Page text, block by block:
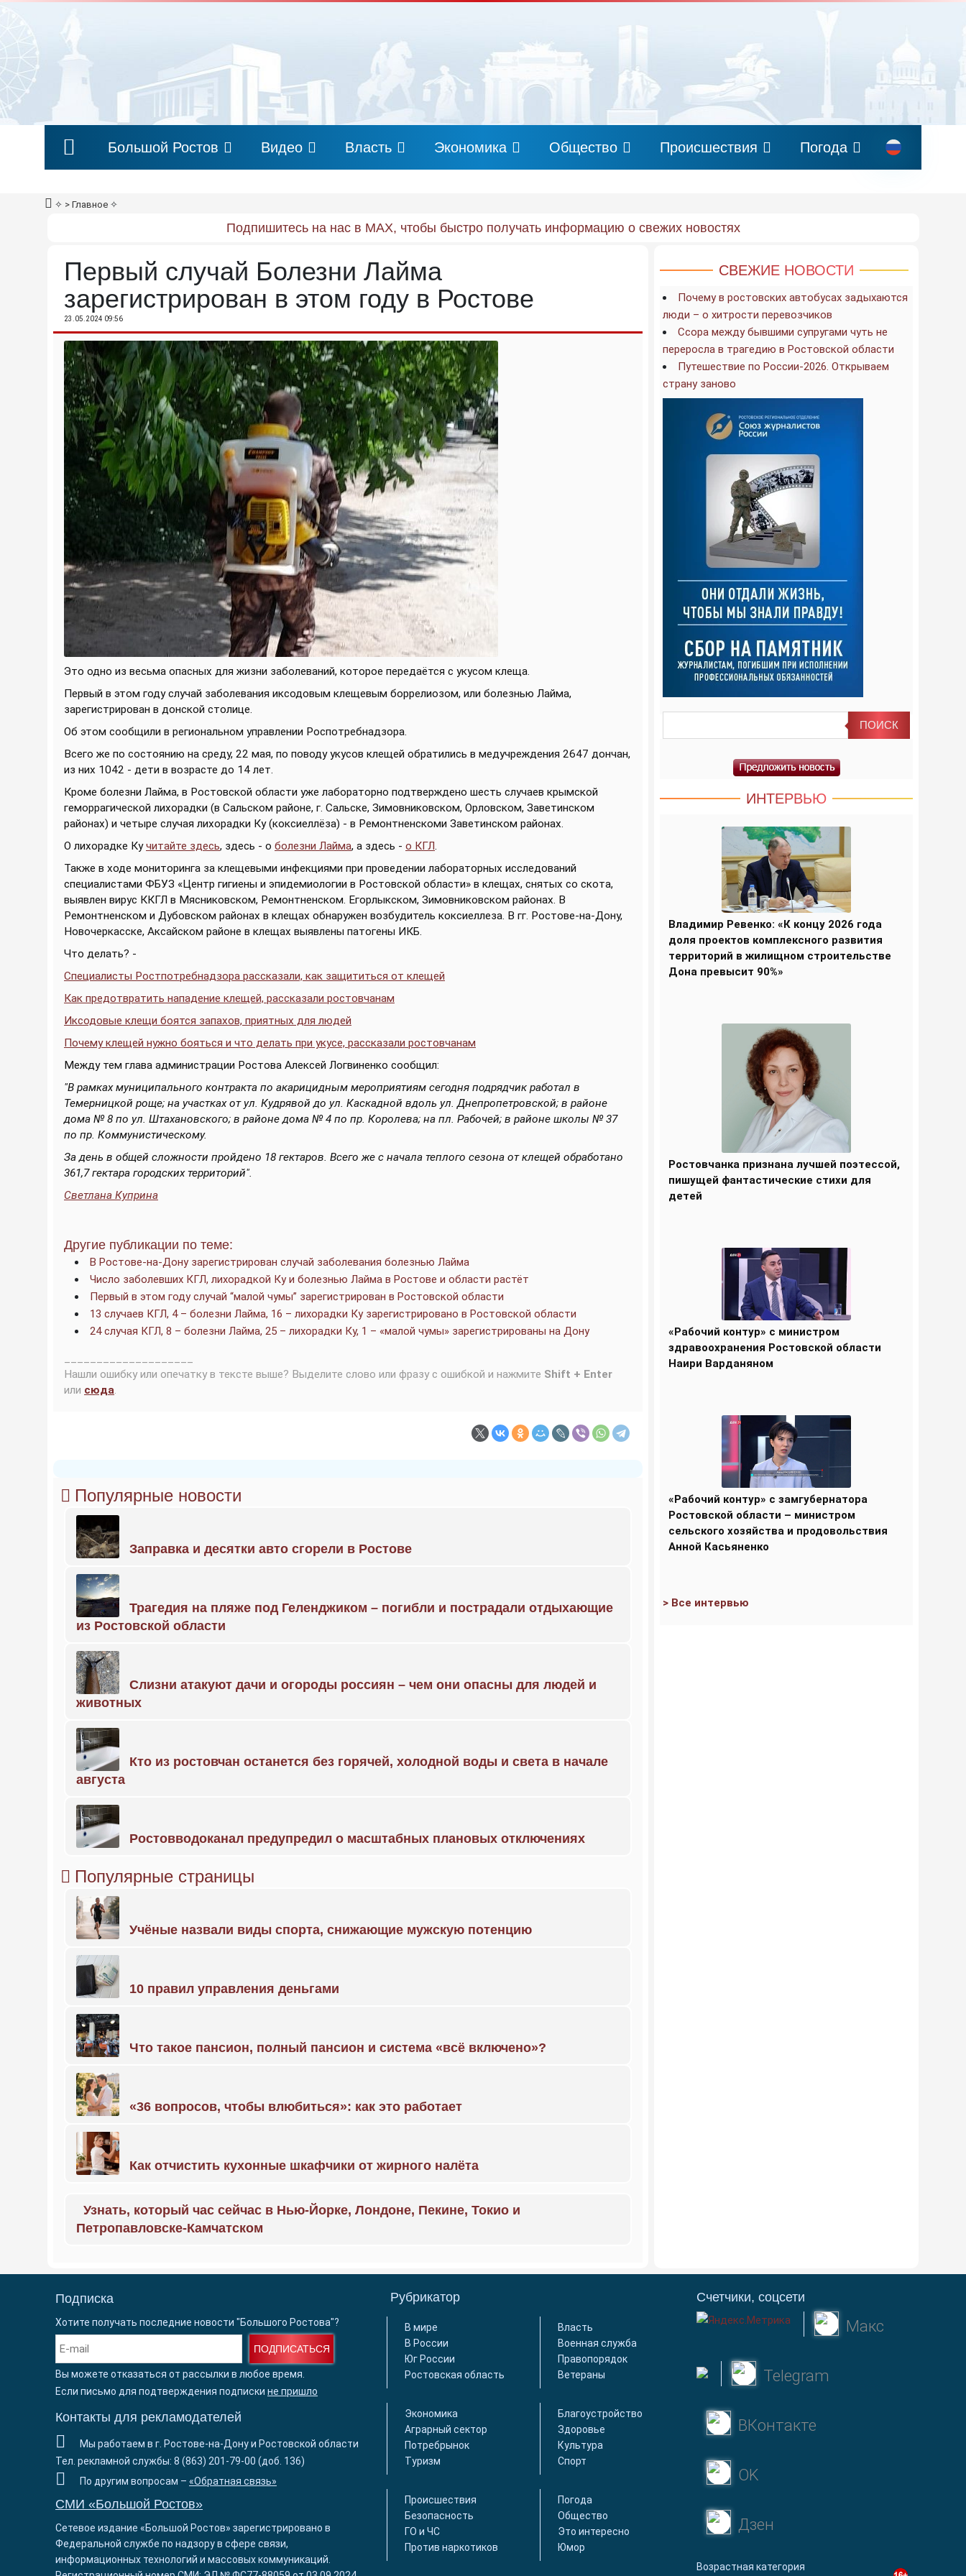
Большой Ростов Видео Власть Экономика Общество Происшествия Погода
✧ > Главное ✧
Подпишитесь на нас в MAX, чтобы быстро получать информацию о свежих новостях
Первый случай Болезни Лайма
зарегистрирован в этом году в Ростове
23.05.2024 09:56
Это одно из весьма опасных для жизни заболеваний, которое передаётся с укусом клеща.
Первый в этом году случай заболевания иксодовым клещевым боррелиозом, или болезнью Лайма,
зарегистрирован в донской столице.
Об этом сообщили в региональном управлении Роспотребнадзора.
Всего же по состоянию на среду, 22 мая, по поводу укусов клещей обратились в медучреждения 2647 дончан,
из них 1042 - дети в возрасте до 14 лет.
Кроме болезни Лайма, в Ростовской области уже лабораторно подтверждено шесть случаев крымской
геморрагической лихорадки (в Сальском районе, г. Сальске, Зимовниковском, Орловском, Заветинском
районах) и четыре случая лихорадки Ку (коксиеллёза) - в Ремонтненскоми Заветинском районах.
О лихорадке Кучитайте здесь, здесь - о болезни Лайма, а здесь - о КГЛ.
Также в ходе мониторинга за клещевыми инфекциями при проведении лабораторных исследований
специалистами ФБУЗ «Центр гигиены и эпидемиологии в Ростовской области» в клещах, снятых со скота,
выявлен вирус ККГЛ в Мясниковском, Ремонтненском. Егорлыкском, Зимовниковском районах. В
Ремонтненском и Дубовском районах в клещах обнаружен возбудитель коксиеллеза. В гг. Ростове-на-Дону,
Новочеркасске, Аксайском районе в клещах выявлены патогены ИКБ.
Что делать? -
Специалисты Ростпотребнадзора рассказали, как защититься от клещей
Как предотвратить нападение клещей, рассказали ростовчанам
Иксодовые клещи боятся запахов, приятных для людей
Почему клещей нужно бояться и что делать при укусе, рассказали ростовчанам
Между тем глава администрации Ростова Алексей Логвиненко сообщил:
"В рамках муниципального контракта по акарицидным мероприятиям сегодня подрядчик работал в
Темерницкой роще; на участках от ул. Кудрявой до ул. Каскадной вдоль ул. Днепропетровской; в районе
дома № 8 по ул. Штахановского; в районе дома № 4 по пр. Королева; на пл. Рабочей; в районе школы № 37
по пр. Коммунистическому.
За день в общей сложности пройдено 18 гектаров. Всего же с начала теплого сезона от клещей обработано
361,7 гектара городских территорий".
Светлана Куприна
Другие публикации по теме:
В Ростове-на-Дону зарегистрирован случай заболевания болезнью Лайма
Число заболевших КГЛ, лихорадкой Ку и болезнью Лайма в Ростове и области растёт
Первый в этом году случай “малой чумы” зарегистрирован в Ростовской области
13 случаев КГЛ, 4 – болезни Лайма, 16 – лихорадки Ку зарегистрировано в Ростовской области
24 случая КГЛ, 8 – болезни Лайма, 25 – лихорадки Ку, 1 – «малой чумы» зарегистрированы на Дону
Нашли ошибку или опечатку в тексте выше? Выделите слово или фразу с ошибкой и нажмите Shift + Enter
или сюда.
Популярные новости
Заправка и десятки авто сгорели в Ростове
Трагедия на пляже под Геленджиком – погибли и пострадали отдыхающие
из Ростовской области
Слизни атакуют дачи и огороды россиян – чем они опасны для людей и
животных
Кто из ростовчан останется без горячей, холодной воды и света в начале
августа
Ростовводоканал предупредил о масштабных плановых отключениях
Популярные страницы
Учёные назвали виды спорта, снижающие мужскую потенцию
10 правил управления деньгами
Что такое пансион, полный пансион и система «всё включено»?
«36 вопросов, чтобы влюбиться»: как это работает
Как отчистить кухонные шкафчики от жирного налёта
Узнать, который час сейчас в Нью-Йорке, Лондоне, Пекине, Токио и
Петропавловске-Камчатском
СВЕЖИЕ НОВОСТИ
Почему в ростовских автобусах задыхаются
люди – о хитрости перевозчиков
Ссора между бывшими супругами чуть не
переросла в трагедию в Ростовской области
Путешествие по России-2026. Открываем
страну заново
ИНТЕРВЬЮ
Владимир Ревенко: «К концу 2026 года
доля проектов комплексного развития
территорий в жилищном строительстве
Дона превысит 90%»
Ростовчанка признана лучшей поэтессой,
пишущей фантастические стихи для
детей
«Рабочий контур» с министром
здравоохранения Ростовской области
Наири Варданяном
«Рабочий контур» с замгубернатора
Ростовской области – министром
сельского хозяйства и продовольствия
Анной Касьяненко
> Все интервью
Подписка
Хотите получать последние новости "Большого Ростова"?
ПОДПИСАТЬСЯ
Вы можете отказаться от рассылки в любое время.
Если письмо для подтверждения подписки не пришло
Контакты для рекламодателей
Мы работаем в г. Ростове-на-Дону и Ростовской области
Тел. рекламной службы: 8 (863) 201-79-00 (доб. 136)
По другим вопросам – «Обратная связь»
СМИ «Большой Ростов»
Сетевое издание «Большой Ростов» зарегистрировано в
Федеральной службе по надзору в сфере связи,
информационных технологий и массовых коммуникаций.
Рубрикатор
В мире
В России
Юг России
Ростовская область
Власть
Военная служба
Правопорядок
Ветераны
Экономика
Аграрный сектор
Потребрынок
Туризм
Благоустройство
Здоровье
Культура
Спорт
Происшествия
Безопасность
ГО и ЧС
Против наркотиков
Погода
Общество
Это интересно
Юмор
Счетчики, соцсети
Макс
Telegram
ВКонтакте
OK
Дзен
Возрастная категория